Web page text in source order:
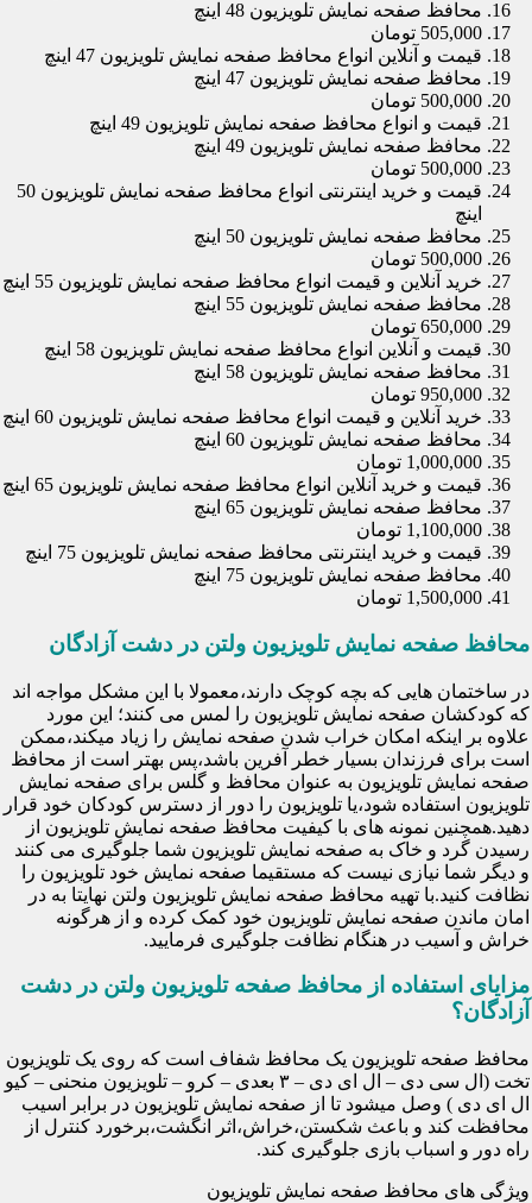
محافظ صفحه نمایش تلویزیون 48 اینچ
505,000 تومان
قیمت و آنلاین انواع محافظ صفحه نمایش تلویزیون 47 اینچ
محافظ صفحه نمایش تلویزیون 47 اینچ
500,000 تومان
قیمت و انواع محافظ صفحه نمایش تلویزیون 49 اینچ
محافظ صفحه نمایش تلویزیون 49 اینچ
500,000 تومان
قیمت و خرید اینترنتی انواع محافظ صفحه نمایش تلویزیون 50
اینچ
محافظ صفحه نمایش تلویزیون 50 اینچ
500,000 تومان
خرید آنلاین و قیمت انواع محافظ صفحه نمایش تلویزیون 55 اینچ
محافظ صفحه نمایش تلویزیون 55 اینچ
650,000 تومان
قیمت و آنلاین انواع محافظ صفحه نمایش تلویزیون 58 اینچ
محافظ صفحه نمایش تلویزیون 58 اینچ
950,000 تومان
خرید آنلاین و قیمت انواع محافظ صفحه نمایش تلویزیون 60 اینچ
محافظ صفحه نمایش تلویزیون 60 اینچ
1,000,000 تومان
قیمت و خرید آنلاین انواع محافظ صفحه نمایش تلویزیون 65 اینچ
محافظ صفحه نمایش تلویزیون 65 اینچ
1,100,000 تومان
قیمت و خرید اینترنتی محافظ صفحه نمایش تلویزیون 75 اینچ
محافظ صفحه نمایش تلویزیون 75 اینچ
1,500,000 تومان
محافظ صفحه نمایش تلویزیون ولتن در دشت آزادگان
در ساختمان هایی که بچه کوچک دارند،معمولا با این مشکل مواجه اند
که کودکشان صفحه نمایش تلویزیون را لمس می کنند؛ این مورد
علاوه بر اینکه امکان خراب شدن صفحه نمایش را زیاد میکند،ممکن
است برای فرزندان بسیار خطر آفرین باشد،پس بهتر است از محافظ
صفحه نمایش تلویزیون به عنوان محافظ و گلس برای صفحه نمایش
تلویزیون استفاده شود،یا تلویزیون را دور از دسترس کودکان خود قرار
دهید.همچنین نمونه های با کیفیت محافظ صفحه نمایش تلویزیون از
رسیدن گرد و خاک به صفحه نمایش تلویزیون شما جلوگیری می کنند
و دیگر شما نیازی نیست که مستقیما صفحه نمایش خود تلویزیون را
نظافت کنید.با تهیه محافظ صفحه نمایش تلویزیون ولتن نهایتا به در
امان ماندن صفحه نمایش تلویزیون خود کمک کرده و از هرگونه
خراش و آسیب در هنگام نظافت جلوگیری فرمایید.
مزایای استفاده از محافظ صفحه تلویزیون ولتن در دشت
آزادگان؟
محافظ صفحه تلویزیون یک محافظ شفاف است که روی یک تلویزیون
تخت (ال سی دی – ال ای دی – ۳ بعدی – کرو – تلویزیون منحنی – کیو
ال ای دی ) وصل میشود تا از صفحه نمایش تلویزیون در برابر اسیب
محافظت کند و باعث شکستن،خراش،اثر انگشت،برخورد کنترل از
راه دور و اسباب بازی جلوگیری کند.
ویژگی های محافظ صفحه نمایش تلویزیون